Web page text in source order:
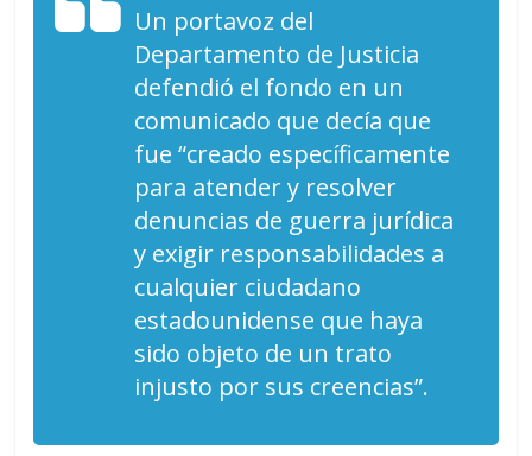
Un portavoz del
Departamento de Justicia
defendió el fondo en un
comunicado que decía que
fue “creado específicamente
para atender y resolver
denuncias de guerra jurídica
y exigir responsabilidades a
cualquier ciudadano
estadounidense que haya
sido objeto de un trato
injusto por sus creencias”.